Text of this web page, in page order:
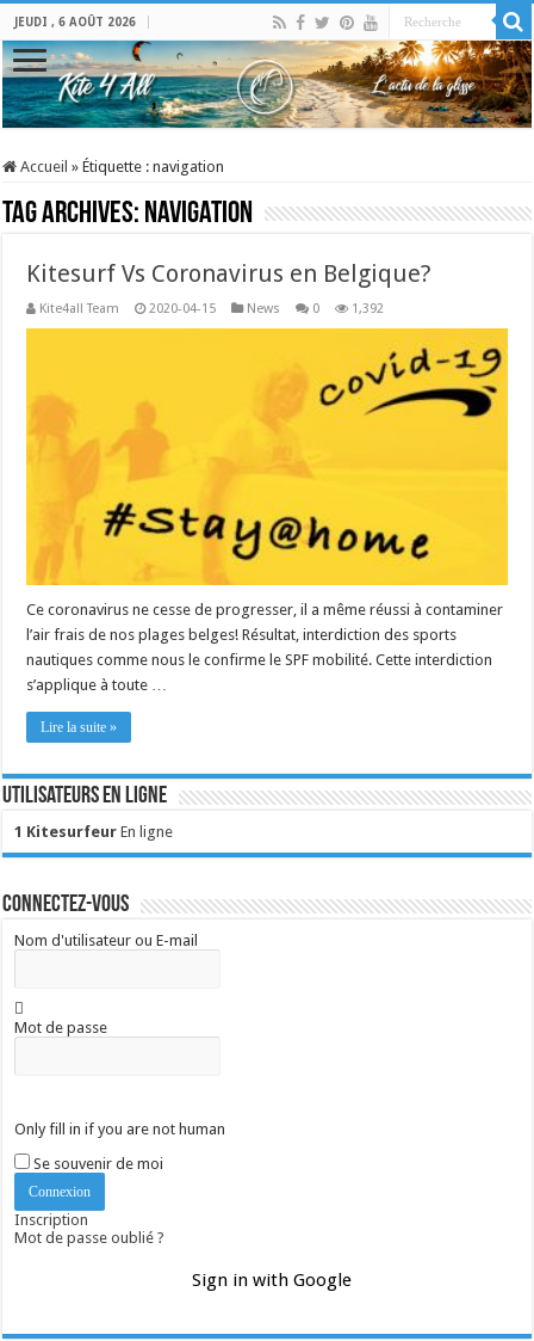
JEUDI , 6 AOÛT 2026
Accueil » Étiquette :navigation
Tag Archives: navigation
Kitesurf Vs Coronavirus en Belgique?
Kite4all Team 2020-04-15 News 0 1,392
Ce coronavirus ne cesse de progresser, il a même réussi à contaminer
l’air frais de nos plages belges! Résultat, interdiction des sports
nautiques comme nous le confirme le SPF mobilité. Cette interdiction
s’applique à toute …
Lire la suite »
Utilisateurs en ligne
1 Kitesurfeur En ligne
Connectez-vous
Nom d'utilisateur ou E-mail
Mot de passe
Only fill in if you are not human
Se souvenir de moi
Inscription
Mot de passe oublié ?
Sign in with Google